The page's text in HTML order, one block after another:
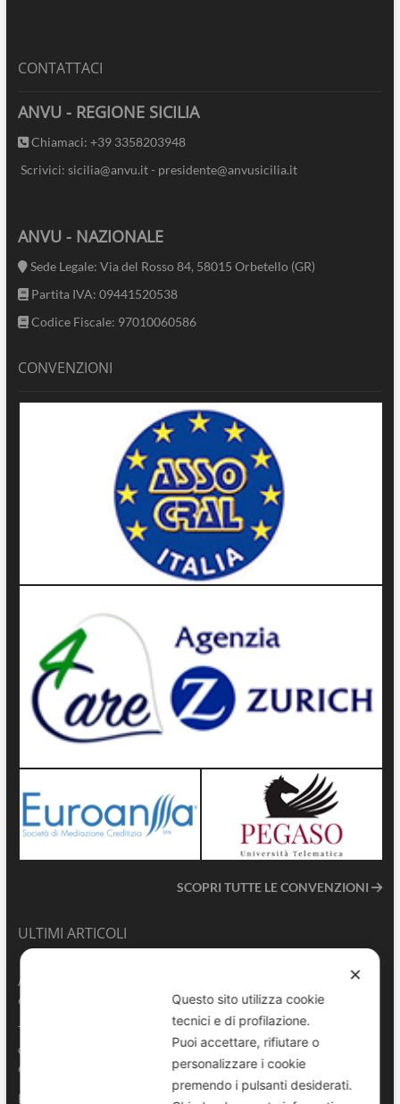
CONTATTACI
ANVU - REGIONE SICILIA
Chiamaci: +39 3358203948
Scrivici: sicilia@anvu.it - presidente@anvusicilia.it
ANVU - NAZIONALE
Sede Legale: Via del Rosso 84, 58015 Orbetello (GR)
Partita IVA: 09441520538
Codice Fiscale: 97010060586
CONVENZIONI
SCOPRI TUTTE LE CONVENZIONI
ULTIMI ARTICOLI
ANVU TG | Edizione del 06.08.2026
6 Agosto 2026
Terrasini 2026: aperte le pre-iscrizioni al 6° Convegno Regionale
delle Polizie Locali Siciliane
6 Agosto 2026
Pescara, comandante della Polizia Locale di Spoltore salva un
✕
Questo sito utilizza cookie
tecnici e di profilazione.
Puoi accettare, rifiutare o
personalizzare i cookie
premendo i pulsanti desiderati.